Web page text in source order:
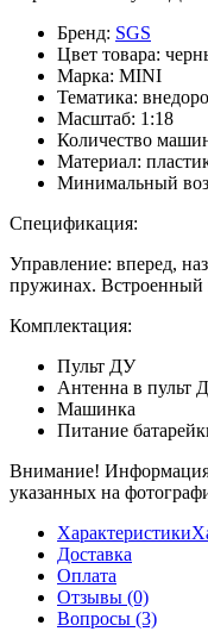
Бренд: SGS
Цвет товара:
Марка: MINI
Тематика:
Масштаб: 1:18
Количество
Материал:
Минимальный
Спецификация:
Управление: вперед,
пружинах. Встроенный
Комплектация:
Пульт ДУ
Антенна в пульт
Машинка
Питание
Внимание! Информация
указанных на
Характеристики
Доставка
Оплата
Отзывы (0)
Вопросы (3)